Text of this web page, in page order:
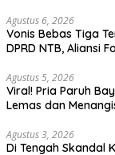
Agustus 6, 2026
Vonis Bebas Tiga
DPRD NTB, Aliansi
Agustus 5, 2026
Viral! Pria Paruh
Lemas dan
Agustus 3, 2026
Di Tengah Skandal